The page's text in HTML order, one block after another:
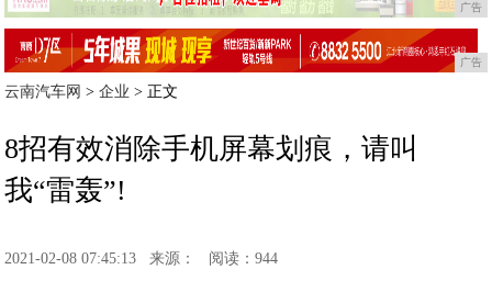
广告
广告
云南汽车网 >企业 > 正文
8招有效消除手机屏幕划痕，请叫
我“雷轰”!
2021-02-08 07:45:13 来源： 阅读：944